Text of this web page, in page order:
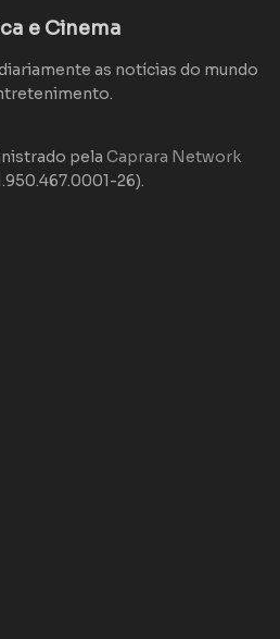
e Cinema
as notícias do mundo
pela Caprara Network
26).